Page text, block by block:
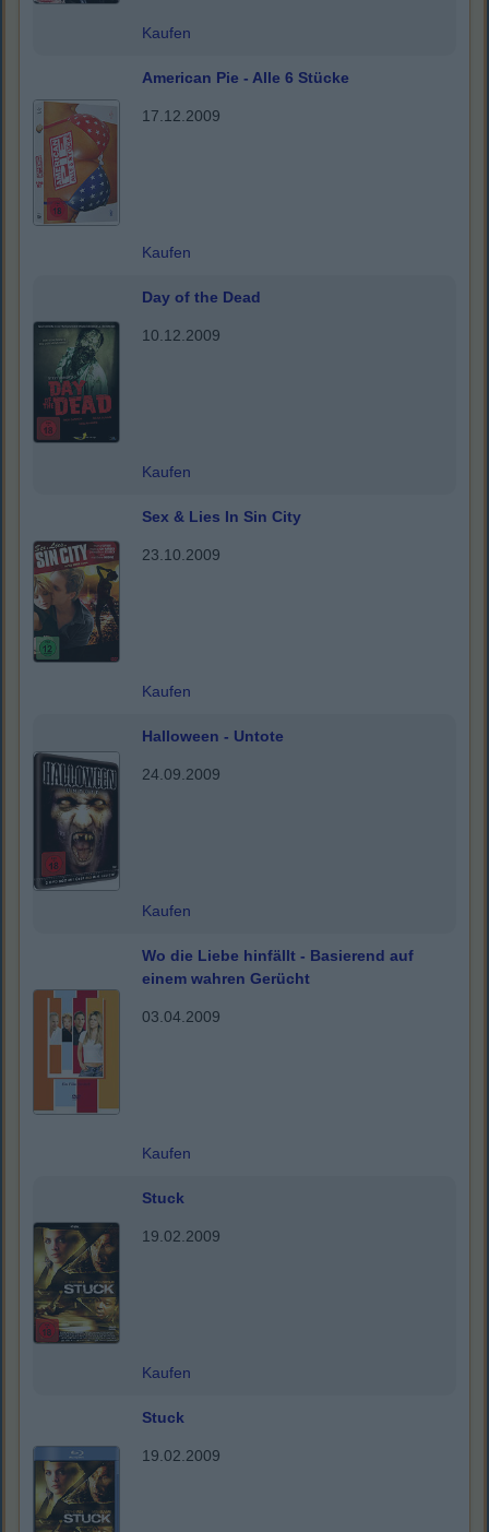
Kaufen
American Pie - Alle 6 Stücke
17.12.2009
Kaufen
Day of the Dead
10.12.2009
Kaufen
Sex & Lies In Sin City
23.10.2009
Kaufen
Halloween - Untote
24.09.2009
Kaufen
Wo die Liebe hinfällt - Basierend auf
einem wahren Gerücht
03.04.2009
Kaufen
Stuck
19.02.2009
Kaufen
Stuck
19.02.2009